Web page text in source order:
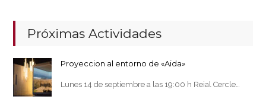
Próximas Actividades
Proyeccion al entorno de «Aida»
Lunes 14 de septiembre a las 19:00 h Reial Cercle…